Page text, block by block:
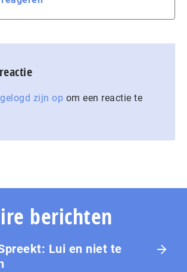
zijn op om een reactie te
berichten
Lui en niet te